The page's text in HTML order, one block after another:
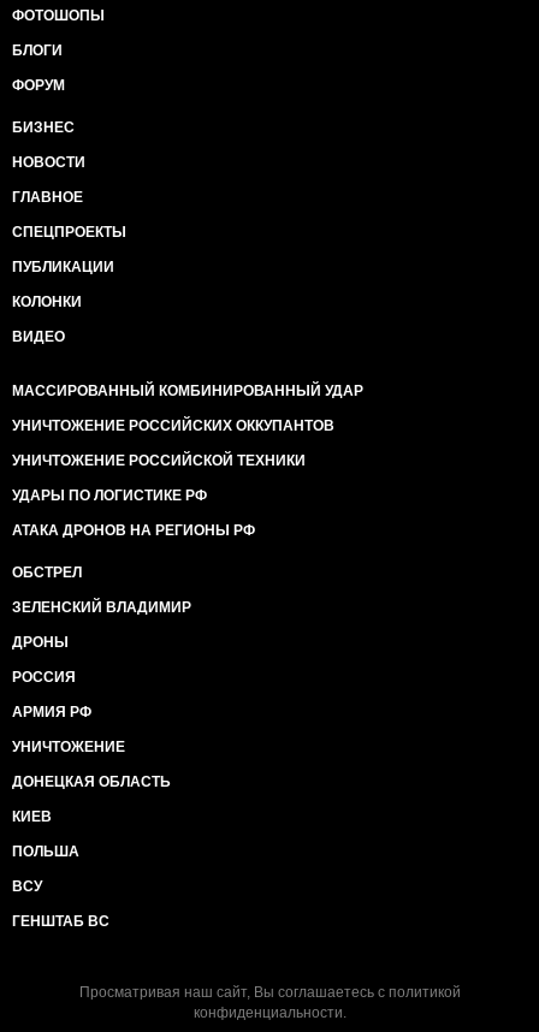
ФОТОШОПЫ
БЛОГИ
ФОРУМ
БИЗНЕС
НОВОСТИ
ГЛАВНОЕ
СПЕЦПРОЕКТЫ
ПУБЛИКАЦИИ
КОЛОНКИ
ВИДЕО
МАССИРОВАННЫЙ КОМБИНИРОВАННЫЙ УДАР
УНИЧТОЖЕНИЕ РОССИЙСКИХ ОККУПАНТОВ
УНИЧТОЖЕНИЕ РОССИЙСКОЙ ТЕХНИКИ
УДАРЫ ПО ЛОГИСТИКЕ РФ
АТАКА ДРОНОВ НА РЕГИОНЫ РФ
ОБСТРЕЛ
ЗЕЛЕНСКИЙ ВЛАДИМИР
ДРОНЫ
РОССИЯ
АРМИЯ РФ
УНИЧТОЖЕНИЕ
ДОНЕЦКАЯ ОБЛАСТЬ
КИЕВ
ПОЛЬША
ВСУ
ГЕНШТАБ ВС
Просматривая наш сайт, Вы соглашаетесь с политикой
конфиденциальности.